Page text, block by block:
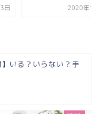
日 2020年12
】いる？いらない？手